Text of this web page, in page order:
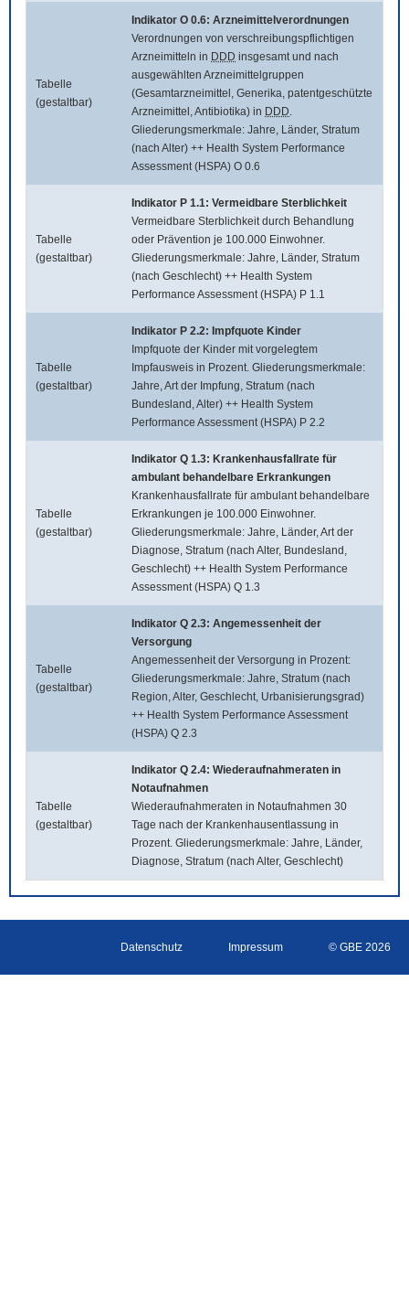
Tabelle
(gestaltbar)
Indikator O 0.6: Arzneimittelverordnungen
Verordnungen von verschreibungspflichtigen
Arzneimitteln in DDD insgesamt und nach
ausgewählten Arzneimittelgruppen
(Gesamtarzneimittel, Generika, patentgeschützte
Arzneimittel, Antibiotika) in DDD.
Gliederungsmerkmale: Jahre, Länder, Stratum
(nach Alter) ++ Health System Performance
Assessment (HSPA) O 0.6
Tabelle
(gestaltbar)
Indikator P 1.1: Vermeidbare Sterblichkeit
Vermeidbare Sterblichkeit durch Behandlung
oder Prävention je 100.000 Einwohner.
Gliederungsmerkmale: Jahre, Länder, Stratum
(nach Geschlecht) ++ Health System
Performance Assessment (HSPA) P 1.1
Tabelle
(gestaltbar)
Indikator P 2.2: Impfquote Kinder
Impfquote der Kinder mit vorgelegtem
Impfausweis in Prozent. Gliederungsmerkmale:
Jahre, Art der Impfung, Stratum (nach
Bundesland, Alter) ++ Health System
Performance Assessment (HSPA) P 2.2
Tabelle
(gestaltbar)
Indikator Q 1.3: Krankenhausfallrate für
ambulant behandelbare Erkrankungen
Krankenhausfallrate für ambulant behandelbare
Erkrankungen je 100.000 Einwohner.
Gliederungsmerkmale: Jahre, Länder, Art der
Diagnose, Stratum (nach Alter, Bundesland,
Geschlecht) ++ Health System Performance
Assessment (HSPA) Q 1.3
Tabelle
(gestaltbar)
Indikator Q 2.3: Angemessenheit der
Versorgung
Angemessenheit der Versorgung in Prozent:
Gliederungsmerkmale: Jahre, Stratum (nach
Region, Alter, Geschlecht, Urbanisierungsgrad)
++ Health System Performance Assessment
(HSPA) Q 2.3
Tabelle
(gestaltbar)
Indikator Q 2.4: Wiederaufnahmeraten in
Notaufnahmen
Wiederaufnahmeraten in Notaufnahmen 30
Tage nach der Krankenhausentlassung in
Prozent. Gliederungsmerkmale: Jahre, Länder,
Diagnose, Stratum (nach Alter, Geschlecht)
Datenschutz Impressum © GBE 2026